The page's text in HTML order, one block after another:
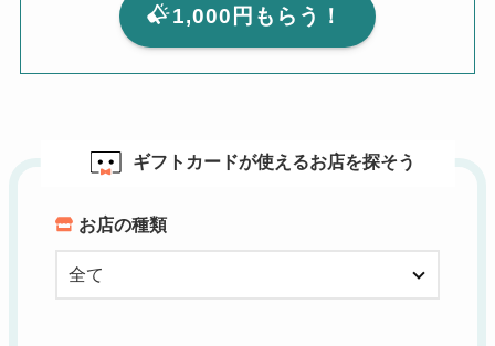
1,000円もらう！
ギフトカードが使えるお店を探そう
お店の種類